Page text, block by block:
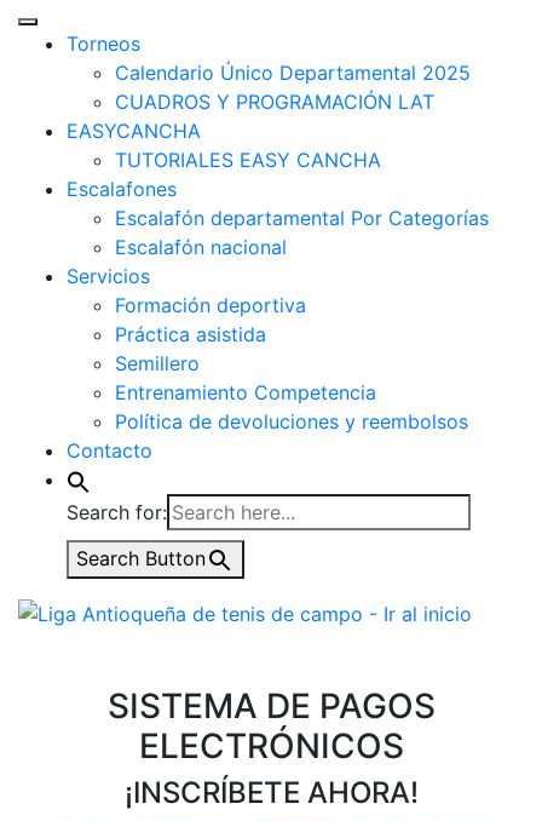
Torneos
Calendario Único Departamental 2025
CUADROS Y PROGRAMACIÓN LAT
EASYCANCHA
TUTORIALES EASY CANCHA
Escalafones
Escalafón departamental Por Categorías
Escalafón nacional
Servicios
Formación deportiva
Práctica asistida
Semillero
Entrenamiento Competencia
Política de devoluciones y reembolsos
Contacto
Search for:
Search Button
SISTEMA DE PAGOS
ELECTRÓNICOS
¡INSCRÍBETE AHORA!